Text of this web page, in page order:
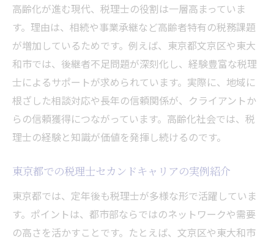
独立やフリーランスで広がる税理士の働き
方
税理士として長く働くためのスキルの磨き
方
税理士の働き方改革と柔軟なキャリア形成
法
定年後も安心の税理士キャリアプラン策定
術
信頼できる税理士を見極めるポイント解説
高齢化が進む現代、税理士の役割は一層高まっていま
す。理由は、相続や事業承継など高齢者特有の税務課題
が増加しているためです。例えば、東京都文京区や東大
和市では、後継者不足問題が深刻化し、経験豊富な税理
士によるサポートが求められています。実際に、地域に
根ざした相談対応や長年の信頼関係が、クライアントか
らの信頼獲得につながっています。高齢化社会では、税
理士の経験と知識が価値を発揮し続けるのです。
東京都での税理士セカンドキャリアの実例紹介
東京都では、定年後も税理士が多様な形で活躍していま
す。ポイントは、都市部ならではのネットワークや需要
の高さを活かすことです。たとえば、文京区や東大和市